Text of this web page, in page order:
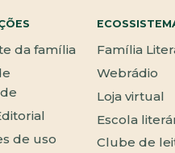
da família
de uso
Família
Webrádio
Loja virtual
Escola
Clube de